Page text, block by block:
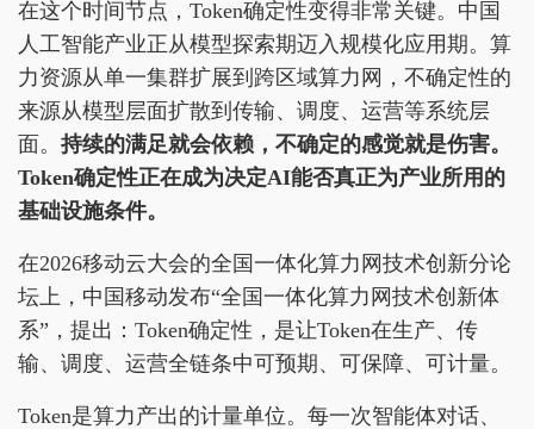
在这个时间节点，Token确定性变得非常关键。中国
人工智能产业正从模型探索期迈入规模化应用期。算
力资源从单一集群扩展到跨区域算力网，不确定性的
来源从模型层面扩散到传输、调度、运营等系统层
面。 持续的满足就会依赖，不确定的感觉就是伤害。
Token确定性正在成为决定AI能否真正为产业所用的
基础设施条件。
在2026移动云大会的全国一体化算力网技术创新分论
坛上，中国移动发布“全国一体化算力网技术创新体
系”，提出：Token确定性，是让Token在生产、传
输、调度、运营全链条中可预期、可保障、可计量。
Token是算力产出的计量单位。每一次智能体对话、